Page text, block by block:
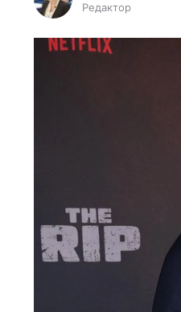
Редактор